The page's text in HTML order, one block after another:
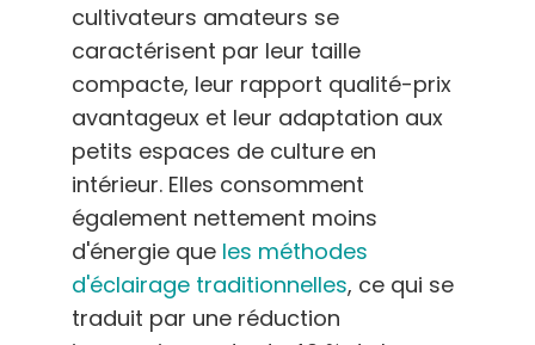
cultivateurs amateurs se
caractérisent par leur taille
compacte, leur rapport qualité-prix
avantageux et leur adaptation aux
petits espaces de culture en
intérieur. Elles consomment
également nettement moins
d'énergie que les méthodes
d'éclairage traditionnelles, ce qui se
traduit par une réduction